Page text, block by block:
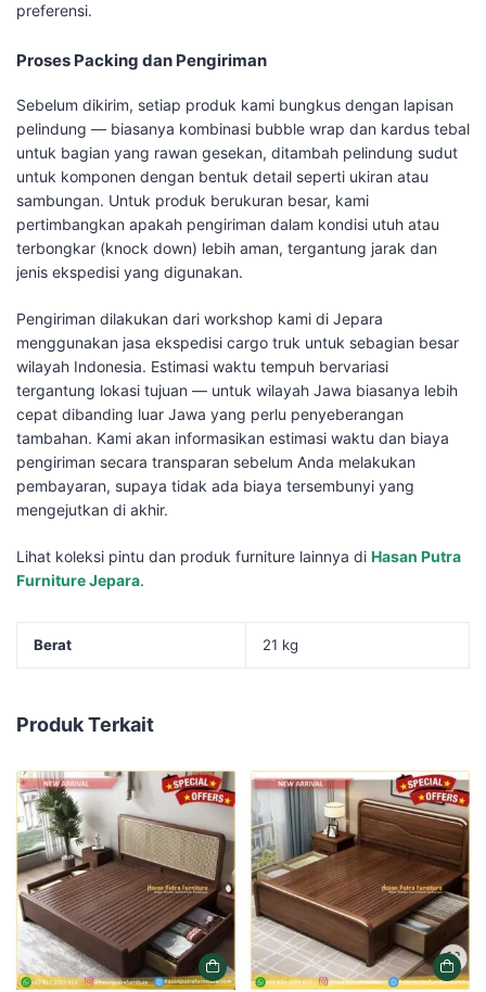
preferensi.
Proses Packing dan Pengiriman
Sebelum dikirim, setiap produk kami bungkus dengan lapisan
pelindung — biasanya kombinasi bubble wrap dan kardus tebal
untuk bagian yang rawan gesekan, ditambah pelindung sudut
untuk komponen dengan bentuk detail seperti ukiran atau
sambungan. Untuk produk berukuran besar, kami
pertimbangkan apakah pengiriman dalam kondisi utuh atau
terbongkar (knock down) lebih aman, tergantung jarak dan
jenis ekspedisi yang digunakan.
Pengiriman dilakukan dari workshop kami di Jepara
menggunakan jasa ekspedisi cargo truk untuk sebagian besar
wilayah Indonesia. Estimasi waktu tempuh bervariasi
tergantung lokasi tujuan — untuk wilayah Jawa biasanya lebih
cepat dibanding luar Jawa yang perlu penyeberangan
tambahan. Kami akan informasikan estimasi waktu dan biaya
pengiriman secara transparan sebelum Anda melakukan
pembayaran, supaya tidak ada biaya tersembunyi yang
mengejutkan di akhir.
Lihat koleksi pintu dan produk furniture lainnya di Hasan Putra
Furniture Jepara.
Berat 21 kg
Produk Terkait